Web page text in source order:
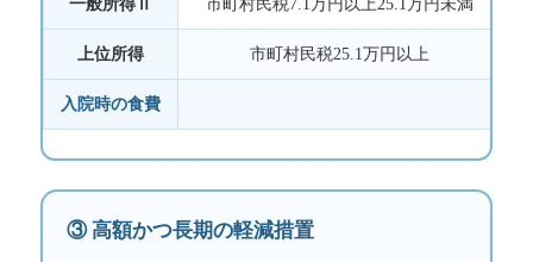
一般所得Ⅱ 市町村民税7.1万円以上25.1万円未満
上位所得 市町村民税25.1万円以上
入院時の食費
③ 高額かつ長期の軽減措置